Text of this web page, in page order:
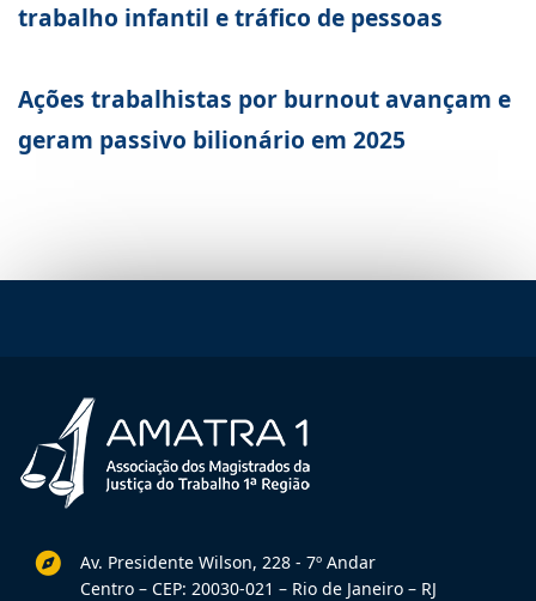
trabalho infantil e tráfico de pessoas
Ações trabalhistas por burnout avançam e
geram passivo bilionário em 2025
Av. Presidente Wilson, 228 - 7º Andar
Centro – CEP: 20030-021 – Rio de Janeiro – RJ